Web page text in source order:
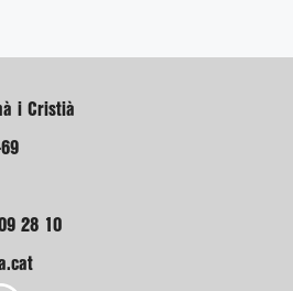
i Cristià
28 10